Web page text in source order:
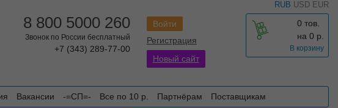
RUB USD EUR
0 тов.
на 0 р.
В корзину
Войти
Регистрация
Новый сайт
8 800 5000 260
Звонок по России бесплатный
+7 (343) 289-77-00
Вакансии -=СП=- Все по 10 р. Партнёрам Поставщикам